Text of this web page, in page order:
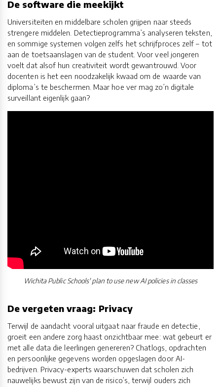
De software die meekijkt
Universiteiten en middelbare scholen grijpen naar steeds
strengere middelen. Detectieprogramma’s analyseren teksten,
en sommige systemen volgen zelfs het schrijfproces zelf – tot
aan de toetsaanslagen van de student. Voor veel jongeren
voelt dat alsof hun creativiteit wordt gewantrouwd. Voor
docenten is het een noodzakelijk kwaad om de waarde van
diploma’s te beschermen. Maar hoe ver mag zo’n digitale
surveillant eigenlijk gaan?
Wichita Public Schools' plan to use new AI policies in classes
De vergeten vraag: Privacy
Terwijl de aandacht vooral uitgaat naar fraude en detectie,
groeit een andere zorg haast onzichtbaar mee: wat gebeurt er
met alle data die leerlingen genereren? Chatlogs, opdrachten
en persoonlijke gegevens worden opgeslagen door AI-
bedrijven. Privacy-experts waarschuwen dat scholen zich
nauwelijks bewust zijn van de risico’s, terwijl ouders zich